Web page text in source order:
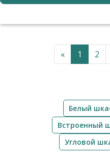
« 1 2
Белый
Встроенный
Угловой